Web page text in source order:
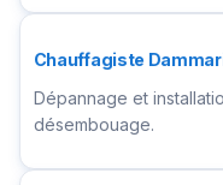
Chauffagiste
Dépannage et
désembouage.